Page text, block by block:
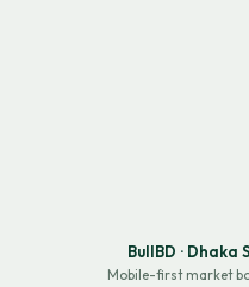
BullBD ·
Mobile-first market